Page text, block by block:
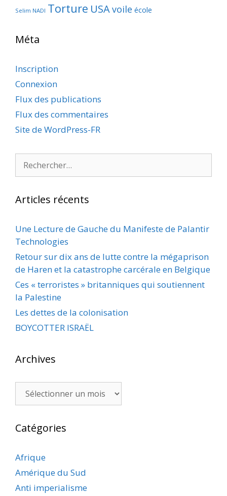
Selim NADI Torture USAvoile école
Méta
Inscription
Connexion
Flux des publications
Flux des commentaires
Site de WordPress-FR
Rechercher :
Articles récents
Une Lecture de Gauche du Manifeste de Palantir
Technologies
Retour sur dix ans de lutte contre la mégaprison
de Haren et la catastrophe carcérale en Belgique
Ces « terroristes » britanniques qui soutiennent
la Palestine
Les dettes de la colonisation
BOYCOTTER ISRAËL
Archives
Archives
Catégories
Afrique
Amérique du Sud
Anti imperialisme